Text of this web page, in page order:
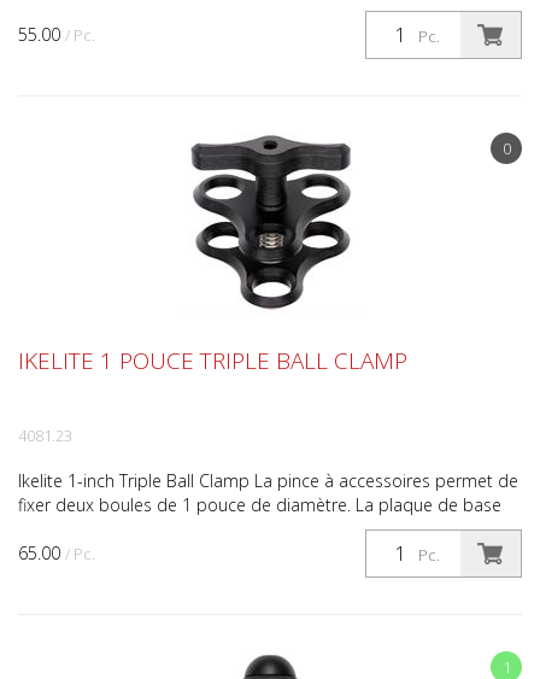
55.00 / Pc. Pc.
0
65.00 / Pc. Pc.
IKELITE 1 POUCE TRIPLE BALL CLAMP
4081.23
Ikelite 1-inch Triple Ball Clamp La pince à accessoires permet de
fixer deux boules de 1 pouce de diamètre. La plaque de base
1